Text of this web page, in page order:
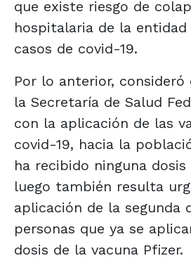
que existe riesgo de
hospitalaria de la
casos de covid-19.
Por lo anterior, consideró
la Secretaría de Salud
con la aplicación de las
covid-19, hacia la
ha recibido ninguna dosis
luego también resulta
aplicación de la segunda
personas que ya se
dosis de la vacuna Pfizer.